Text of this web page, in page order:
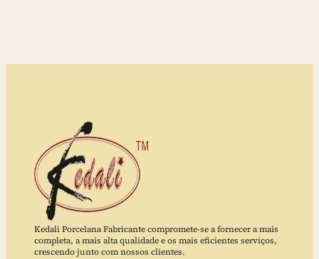
Kedali Porcelana Fabricante compromete-se a fornecer a mais
completa, a mais alta qualidade e os mais eficientes serviços,
crescendo junto com nossos clientes.